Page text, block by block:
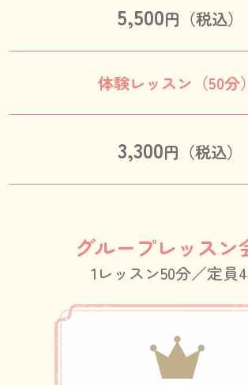
5,500円（税込）
体験レッスン（50分）
3,300円（税込）
グループレッスン
1レッスン50分／定員